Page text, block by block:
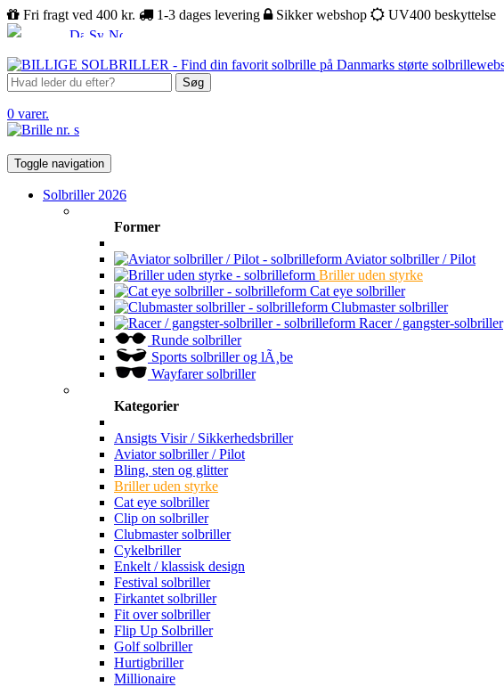
Fri fragt ved 400 kr. 1-3 dages levering Sikker webshop UV400 beskyttelse
Søg
0 varer.
Toggle navigation
Solbriller 2026
Former
Aviator solbriller / Pilot
Briller uden styrke
Cat eye solbriller
Clubmaster solbriller
Racer / gangster-solbriller
Runde solbriller
Sports solbriller og lÃ¸be
Wayfarer solbriller
Kategorier
Ansigts Visir / Sikkerhedsbriller
Aviator solbriller / Pilot
Bling, sten og glitter
Briller uden styrke
Cat eye solbriller
Clip on solbriller
Clubmaster solbriller
Cykelbriller
Enkelt / klassisk design
Festival solbriller
Firkantet solbriller
Fit over solbriller
Flip Up Solbriller
Golf solbriller
Hurtigbriller
Millionaire